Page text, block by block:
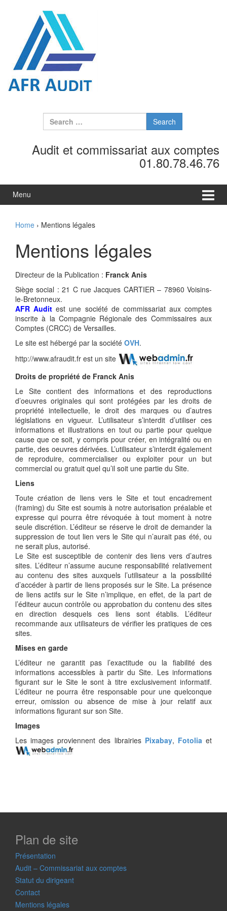
Audit et commissariat aux comptes
01.80.78.46.76
Menu
Home › Mentions légales
Mentions légales
Directeur de la Publication : Franck Anis
Siège social : 21 C rue Jacques CARTIER – 78960 Voisins-
le-Bretonneux.
AFR Audit est une société de commissariat aux comptes
inscrite à la Compagnie Régionale des Commissaires aux
Comptes (CRCC) de Versailles.
Le site est hébergé par la société OVH.
http://www.afraudit.fr est un site
Droits de propriété de Franck Anis
Le Site contient des informations et des reproductions
d’oeuvres originales qui sont protégées par les droits de
propriété intellectuelle, le droit des marques ou d’autres
législations en vigueur. L’utilisateur s’interdit d’utiliser ces
informations et illustrations en tout ou partie pour quelque
cause que ce soit, y compris pour créer, en intégralité ou en
partie, des oeuvres dérivées. L’utilisateur s’interdit également
de reproduire, commercialiser ou exploiter pour un but
commercial ou gratuit quel qu’il soit une partie du Site.
Liens
Toute création de liens vers le Site et tout encadrement
(framing) du Site est soumis à notre autorisation préalable et
expresse qui pourra être révoquée à tout moment à notre
seule discrétion. L’éditeur se réserve le droit de demander la
suppression de tout lien vers le Site qui n’aurait pas été, ou
ne serait plus, autorisé.
Le Site est susceptible de contenir des liens vers d’autres
sites. L’éditeur n’assume aucune responsabilité relativement
au contenu des sites auxquels l’utilisateur a la possibilité
d’accéder à partir de liens proposés sur le Site. La présence
de liens actifs sur le Site n’implique, en effet, de la part de
l’éditeur aucun contrôle ou approbation du contenu des sites
en direction desquels ces liens sont établis. L’éditeur
recommande aux utilisateurs de vérifier les pratiques de ces
sites.
Mises en garde
L’éditeur ne garantit pas l’exactitude ou la fiabilité des
informations accessibles à partir du Site. Les informations
figurant sur le Site le sont à titre exclusivement informatif.
L’éditeur ne pourra être responsable pour une quelconque
erreur, omission ou absence de mise à jour relatif aux
informations figurant sur son Site.
Images
Les images proviennent des librairies Pixabay, Fotoliaet
Plan de site
Présentation
Audit – Commissariat aux comptes
Statut du dirigeant
Contact
Mentions légales